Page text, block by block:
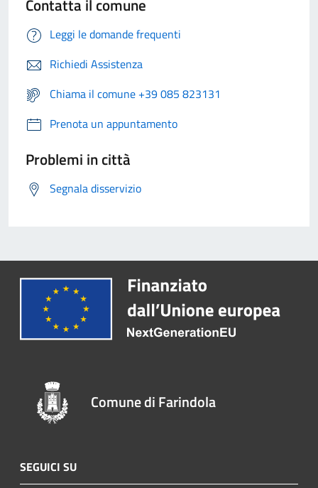
Contatta il comune
Leggi le domande frequenti
Richiedi Assistenza
Chiama il comune +39 085 823131
Prenota un appuntamento
Problemi in città
Segnala disservizio
Comune di Farindola
SEGUICI SU